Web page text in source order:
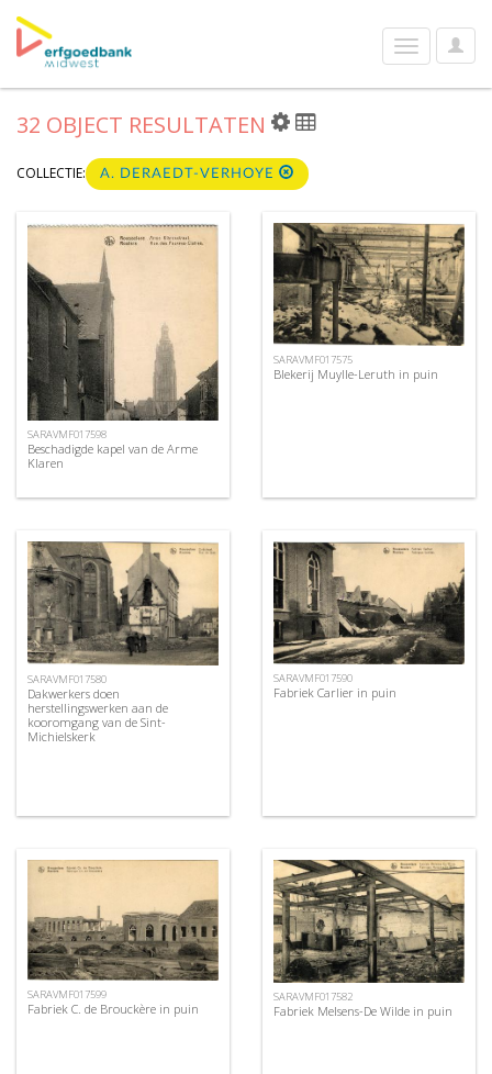
User
Toggle
navigation
32 OBJECT RESULTATEN
COLLECTIE: A. DERAEDT-VERHOYE
SARAVMF017598
Beschadigde kapel van de Arme
Klaren
SARAVMF017575
Blekerij Muylle-Leruth in puin
SARAVMF017580
Dakwerkers doen
herstellingswerken aan de
kooromgang van de Sint-
Michielskerk
SARAVMF017590
Fabriek Carlier in puin
SARAVMF017599
Fabriek C. de Brouckère in puin
SARAVMF017582
Fabriek Melsens-De Wilde in puin